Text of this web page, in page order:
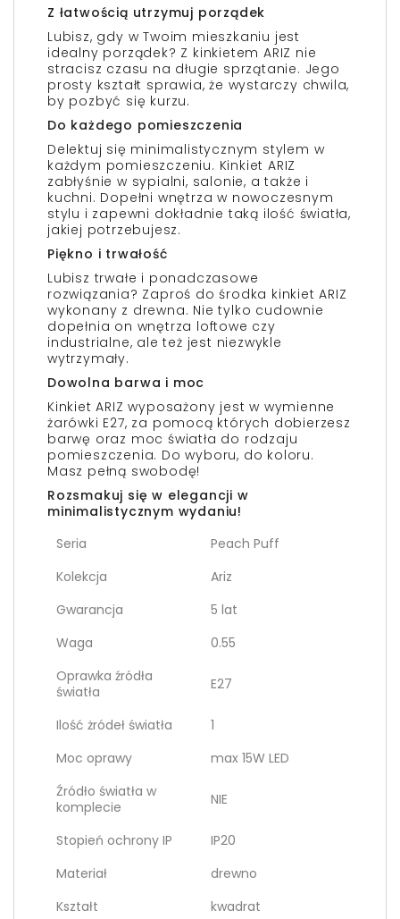
Z łatwością utrzymuj porządek
Lubisz, gdy w Twoim mieszkaniu jest
idealny porządek? Z kinkietem ARIZ nie
stracisz czasu na długie sprzątanie. Jego
prosty kształt sprawia, że wystarczy chwila,
by pozbyć się kurzu.
Do każdego pomieszczenia
Delektuj się minimalistycznym stylem w
każdym pomieszczeniu. Kinkiet ARIZ
zabłyśnie w sypialni, salonie, a także i
kuchni. Dopełni wnętrza w nowoczesnym
stylu i zapewni dokładnie taką ilość światła,
jakiej potrzebujesz.
Piękno i trwałość
Lubisz trwałe i ponadczasowe
rozwiązania? Zaproś do środka kinkiet ARIZ
wykonany z drewna. Nie tylko cudownie
dopełnia on wnętrza loftowe czy
industrialne, ale też jest niezwykle
wytrzymały.
Dowolna barwa i moc
Kinkiet ARIZ wyposażony jest w wymienne
żarówki E27, za pomocą których dobierzesz
barwę oraz moc światła do rodzaju
pomieszczenia. Do wyboru, do koloru.
Masz pełną swobodę!
Rozsmakuj się w elegancji w
minimalistycznym wydaniu!
Seria
Peach Puff
Kolekcja
Ariz
Gwarancja
5 lat
Waga
0.55
Oprawka źródła
światła
E27
Ilość żródeł światła
1
Moc oprawy
max 15W LED
Źródło światła w
komplecie
NIE
Stopień ochrony IP
IP20
Materiał
drewno
Kształt
kwadrat